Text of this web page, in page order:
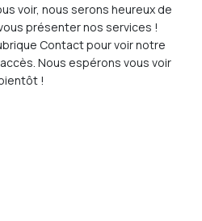
voir, nous serons heureux de
présenter nos services !
Contact pour voir notre
Nous espérons vous voir
!